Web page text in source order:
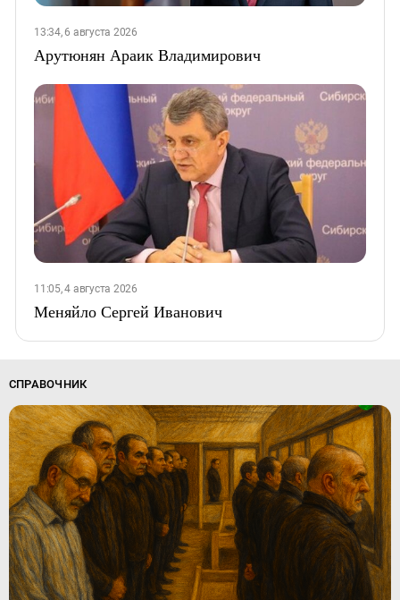
13:34, 6 августа 2026
Арутюнян Араик Владимирович
11:05, 4 августа 2026
Меняйло Сергей Иванович
СПРАВОЧНИК